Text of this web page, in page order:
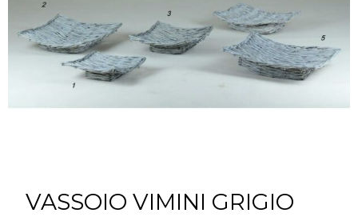
VASSOIO VIMINI GRIGIO